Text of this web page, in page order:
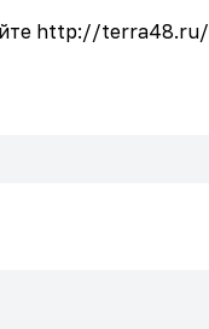
http://terra48.ru/